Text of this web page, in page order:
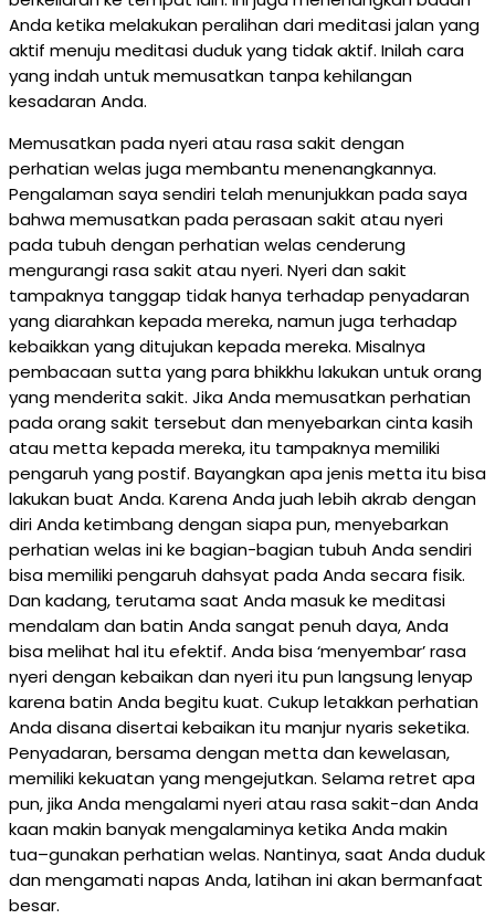
Anda ketika melakukan peralihan dari meditasi jalan yang
aktif menuju meditasi duduk yang tidak aktif. Inilah cara
yang indah untuk memusatkan tanpa kehilangan
kesadaran Anda.
Memusatkan pada nyeri atau rasa sakit dengan
perhatian welas juga membantu menenangkannya.
Pengalaman saya sendiri telah menunjukkan pada saya
bahwa memusatkan pada perasaan sakit atau nyeri
pada tubuh dengan perhatian welas cenderung
mengurangi rasa sakit atau nyeri. Nyeri dan sakit
tampaknya tanggap tidak hanya terhadap penyadaran
yang diarahkan kepada mereka, namun juga terhadap
kebaikkan yang ditujukan kepada mereka. Misalnya
pembacaan sutta yang para bhikkhu lakukan untuk orang
yang menderita sakit. Jika Anda memusatkan perhatian
pada orang sakit tersebut dan menyebarkan cinta kasih
atau metta kepada mereka, itu tampaknya memiliki
pengaruh yang postif. Bayangkan apa jenis metta itu bisa
lakukan buat Anda. Karena Anda juah lebih akrab dengan
diri Anda ketimbang dengan siapa pun, menyebarkan
perhatian welas ini ke bagian-bagian tubuh Anda sendiri
bisa memiliki pengaruh dahsyat pada Anda secara fisik.
Dan kadang, terutama saat Anda masuk ke meditasi
mendalam dan batin Anda sangat penuh daya, Anda
bisa melihat hal itu efektif. Anda bisa ‘menyembar’ rasa
nyeri dengan kebaikan dan nyeri itu pun langsung lenyap
karena batin Anda begitu kuat. Cukup letakkan perhatian
Anda disana disertai kebaikan itu manjur nyaris seketika.
Penyadaran, bersama dengan metta dan kewelasan,
memiliki kekuatan yang mengejutkan. Selama retret apa
pun, jika Anda mengalami nyeri atau rasa sakit-dan Anda
kaan makin banyak mengalaminya ketika Anda makin
tua–gunakan perhatian welas. Nantinya, saat Anda duduk
dan mengamati napas Anda, latihan ini akan bermanfaat
besar.